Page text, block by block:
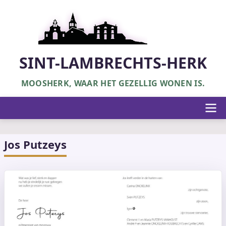
SINT-LAMBRECHTS-HERK
MOOSHERK, WAAR HET GEZELLIG WONEN IS.
Jos Putzeys